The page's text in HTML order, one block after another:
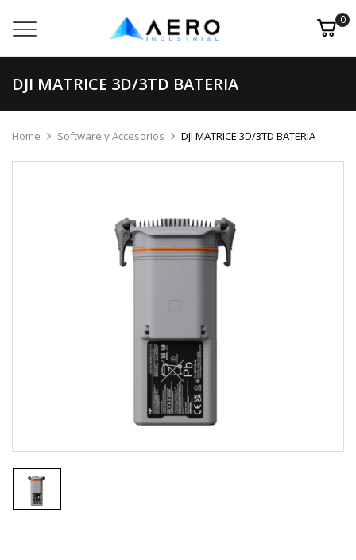
0
DJI MATRICE 3D/3TD BATERIA
Home Software y Accesorios DJI MATRICE 3D/3TD BATERIA